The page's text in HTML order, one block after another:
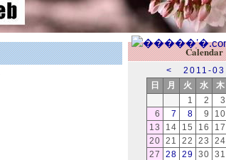
Calendar
< 2011-03
日
月 火 水 木
1
2 3
6
7 8 9 10
13
14 15 16 17
20 21 22 23 24
27
28 29 30 31